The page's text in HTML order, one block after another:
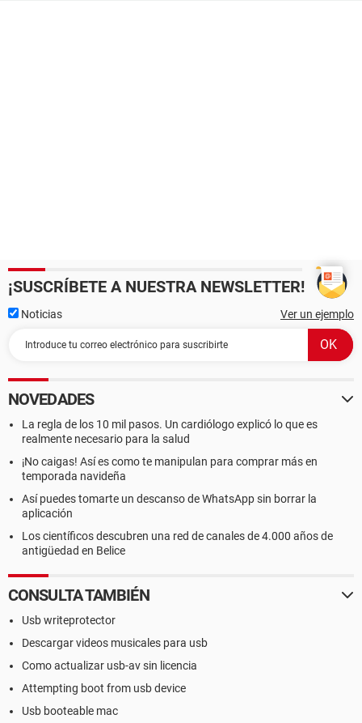
¡SUSCRÍBETE A NUESTRA NEWSLETTER!
Noticias Ver un ejemplo
NOVEDADES
La regla de los 10 mil pasos. Un cardiólogo explicó lo que es
realmente necesario para la salud
¡No caigas! Así es como te manipulan para comprar más en
temporada navideña
Así puedes tomarte un descanso de WhatsApp sin borrar la
aplicación
Los científicos descubren una red de canales de 4.000 años de
antigüedad en Belice
CONSULTA TAMBIÉN
Usb writeprotector
Descargar videos musicales para usb
Como actualizar usb-av sin licencia
Attempting boot from usb device
Usb booteable mac